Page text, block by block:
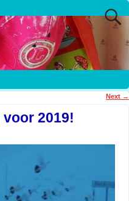
Next →
2019!